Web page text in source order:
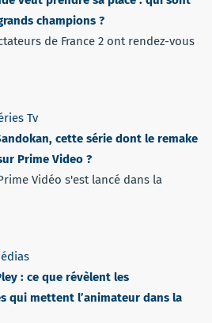
champions ?
de France 2 ont rendez-vous
Tv
cette série dont le remake
Prime Video ?
Vidéo s'est lancé dans la
: ce que révèlent les
qui mettent l’animateur dans la